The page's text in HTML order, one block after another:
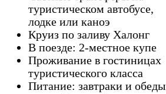
туристическом автобусе,
лодке или каноэ
Круиз по заливу Халонг
В поезде: 2-местное купе
Проживание в гостиницах
туристического класса
Питание: завтраки и обеды